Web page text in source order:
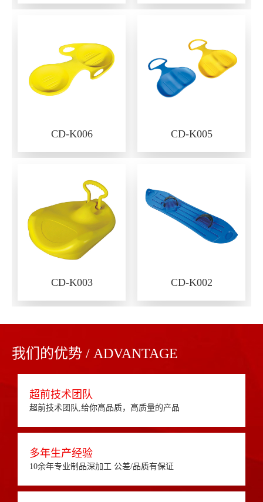
CD-K006 CD-K005
CD-K003 CD-K002
我们的优势 / ADVANTAGE
超前技术团队
超前技术团队,给你高品质，高质量的产品
多年生产经验
10余年专业制品深加工 公差/品质有保证